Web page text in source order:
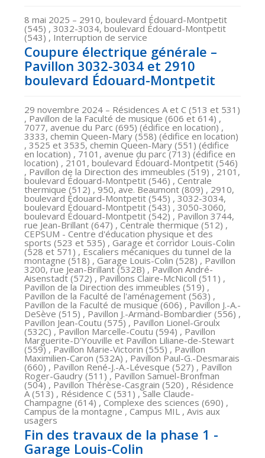
8 mai 2025 – 2910, boulevard Édouard-Montpetit
(545) , 3032-3034, boulevard Édouard-Montpetit
(543) , Interruption de service
Coupure électrique générale –
Pavillon 3032-3034 et 2910
boulevard Édouard-Montpetit
29 novembre 2024 – Résidences A et C (513 et 531)
, Pavillon de la Faculté de musique (606 et 614) ,
7077, avenue du Parc (695) (édifice en location) ,
3333, chemin Queen-Mary (558) (édifice en location)
, 3525 et 3535, chemin Queen-Mary (551) (édifice
en location) , 7101, avenue du parc (713) (édifice en
location) , 2101, boulevard Édouard-Montpetit (546)
, Pavillon de la Direction des immeubles (519) , 2101,
boulevard Édouard-Montpetit (546) , Centrale
thermique (512) , 950, ave. Beaumont (809) , 2910,
boulevard Édouard-Montpetit (545) , 3032-3034,
boulevard Édouard-Montpetit (543) , 3050-3060,
boulevard Édouard-Montpetit (542) , Pavillon 3744,
rue Jean-Brillant (647) , Centrale thermique (512) ,
CEPSUM - Centre d'éducation physique et des
sports (523 et 535) , Garage et corridor Louis-Colin
(528 et 571) , Escaliers mécaniques du tunnel de la
montagne (518) , Garage Louis-Colin (528) , Pavillon
3200, rue Jean-Brillant (532B) , Pavillon André-
Aisenstadt (572) , Pavillons Claire-McNicoll (511) ,
Pavillon de la Direction des immeubles (519) ,
Pavillon de la Faculté de l'aménagement (563) ,
Pavillon de la Faculté de musique (606) , Pavillon J.-A.-
DeSève (515) , Pavillon J.-Armand-Bombardier (556) ,
Pavillon Jean-Coutu (575) , Pavillon Lionel-Groulx
(532C) , Pavillon Marcelle-Coutu (594) , Pavillon
Marguerite-D'Youville et Pavillon Liliane-de-Stewart
(559) , Pavillon Marie-Victorin (555) , Pavillon
Maximilien-Caron (532A) , Pavillon Paul-G.-Desmarais
(660) , Pavillon René-J.-A.-Lévesque (527) , Pavillon
Roger-Gaudry (511) , Pavillon Samuel-Bronfman
(504) , Pavillon Thérèse-Casgrain (520) , Résidence
A (513) , Résidence C (531) , Salle Claude-
Champagne (614) , Complexe des sciences (690) ,
Campus de la montagne , Campus MIL , Avis aux
usagers
Fin des travaux de la phase 1 -
Garage Louis-Colin